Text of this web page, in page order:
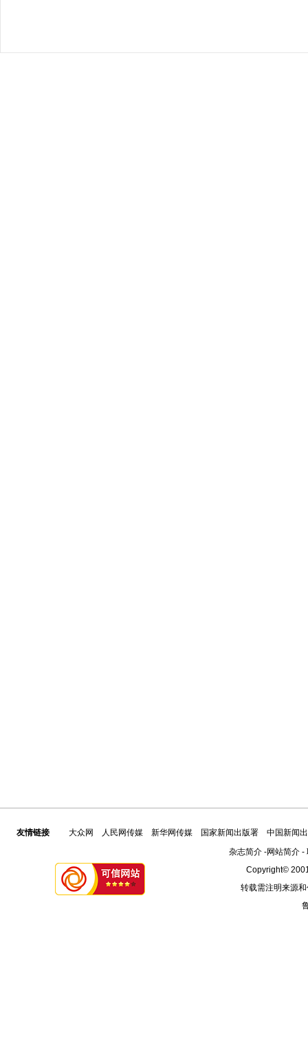
友情链接 大众网 人民网传媒 新华网传媒 国家新闻出版署
中国新闻
杂志简介-网站简介-
Copyright©
转载需注明来源